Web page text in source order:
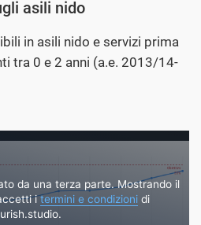
asili nido
in asili nido e servizi prima
tra 0 e 2 anni (a.e. 2013/14-
da una terza parte. Mostrando il
itermini e condizioni di